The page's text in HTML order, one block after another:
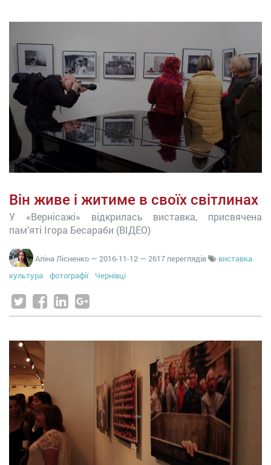
Він живе і житиме в своїх світлинах
У «Вернісажі» відкрилась виставка, присвячена
пам’яті Ігора Бесараби (ВІДЕО)
Аліна Лісненко — 2016-11-12 — 2617 переглядів
виставка
культура
фотографії Чернівці